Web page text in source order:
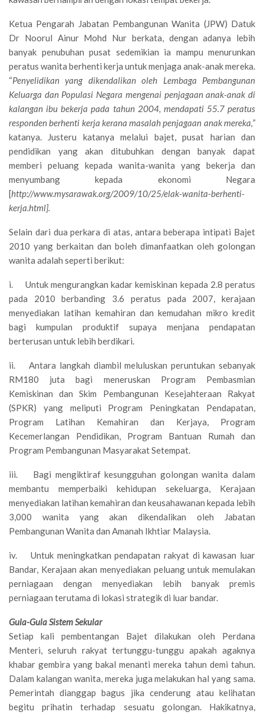
Ketua Pengarah Jabatan Pembangunan Wanita (JPW) Datuk
Dr Noorul Ainur Mohd Nur berkata, dengan adanya lebih
banyak penubuhan pusat sedemikian ia mampu menurunkan
peratus wanita berhenti kerja untuk menjaga anak-anak mereka.
“Penyelidikan yang dikendalikan oleh Lembaga Pembangunan
Keluarga dan Populasi Negara mengenai penjagaan anak-anak di
kalangan ibu bekerja pada tahun 2004, mendapati 55.7 peratus
responden berhenti kerja kerana masalah penjagaan anak mereka,”
katanya. Justeru katanya melalui bajet, pusat harian dan
pendidikan yang akan ditubuhkan dengan banyak dapat
memberi peluang kepada wanita-wanita yang bekerja dan
menyumbang kepada ekonomi Negara
[http://www.mysarawak.org/2009/10/25/elak-wanita-berhenti-
kerja.html].
Selain dari dua perkara di atas, antara beberapa intipati Bajet
2010 yang berkaitan dan boleh dimanfaatkan oleh golongan
wanita adalah seperti berikut:
i. Untuk mengurangkan kadar kemiskinan kepada 2.8 peratus
pada 2010 berbanding 3.6 peratus pada 2007, kerajaan
menyediakan latihan kemahiran dan kemudahan mikro kredit
bagi kumpulan produktif supaya menjana pendapatan
berterusan untuk lebih berdikari.
ii. Antara langkah diambil meluluskan peruntukan sebanyak
RM180 juta bagi meneruskan Program Pembasmian
Kemiskinan dan Skim Pembangunan Kesejahteraan Rakyat
(SPKR) yang meliputi Program Peningkatan Pendapatan,
Program Latihan Kemahiran dan Kerjaya, Program
Kecemerlangan Pendidikan, Program Bantuan Rumah dan
Program Pembangunan Masyarakat Setempat.
iii. Bagi mengiktiraf kesungguhan golongan wanita dalam
membantu memperbaiki kehidupan sekeluarga, Kerajaan
menyediakan latihan kemahiran dan keusahawanan kepada lebih
3,000 wanita yang akan dikendalikan oleh Jabatan
Pembangunan Wanita dan Amanah Ikhtiar Malaysia.
iv. Untuk meningkatkan pendapatan rakyat di kawasan luar
Bandar, Kerajaan akan menyediakan peluang untuk memulakan
perniagaan dengan menyediakan lebih banyak premis
perniagaan terutama di lokasi strategik di luar bandar.
Gula-Gula Sistem Sekular
Setiap kali pembentangan Bajet dilakukan oleh Perdana
Menteri, seluruh rakyat tertunggu-tunggu apakah agaknya
khabar gembira yang bakal menanti mereka tahun demi tahun.
Dalam kalangan wanita, mereka juga melakukan hal yang sama.
Pemerintah dianggap bagus jika cenderung atau kelihatan
begitu prihatin terhadap sesuatu golongan. Hakikatnya,